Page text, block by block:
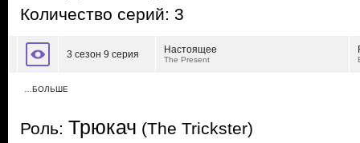
Количество серий: 3
3 сезон 9 серия Настоящее
The Present
…БОЛЬШЕ
Роль: Трюкач (The Trickster)